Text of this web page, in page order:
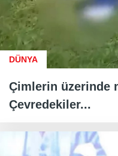
DÜNYA
Çimlerin üzerinde
Çevredekiler...